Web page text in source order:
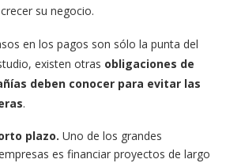
su negocio.
en los pagos son sólo la punta del
existen otras obligaciones de
deben conocer para evitar las
.
plazo. Uno de los grandes
es financiar proyectos de largo